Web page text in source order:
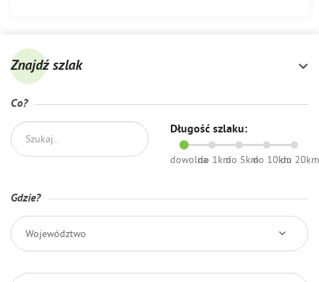
Znajdź szlak
Co?
Długość szlaku:
dowolnado 1kmdo 5kmdo 10kmdo 20km
Gdzie?
Województwo